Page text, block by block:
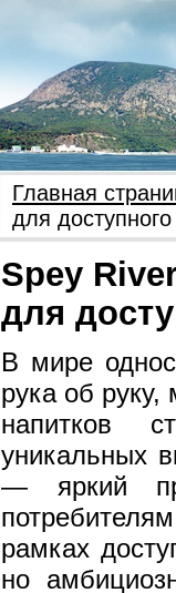
Главная
для
Spey
для
В мире
рука об
напитков
уникальных
— яркий
рамках
но